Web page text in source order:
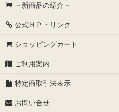
－新商品の紹介－
公式ＨＰ・リンク
ショッピングカート
ご利用案内
特定商取引法表示
お問い合せ